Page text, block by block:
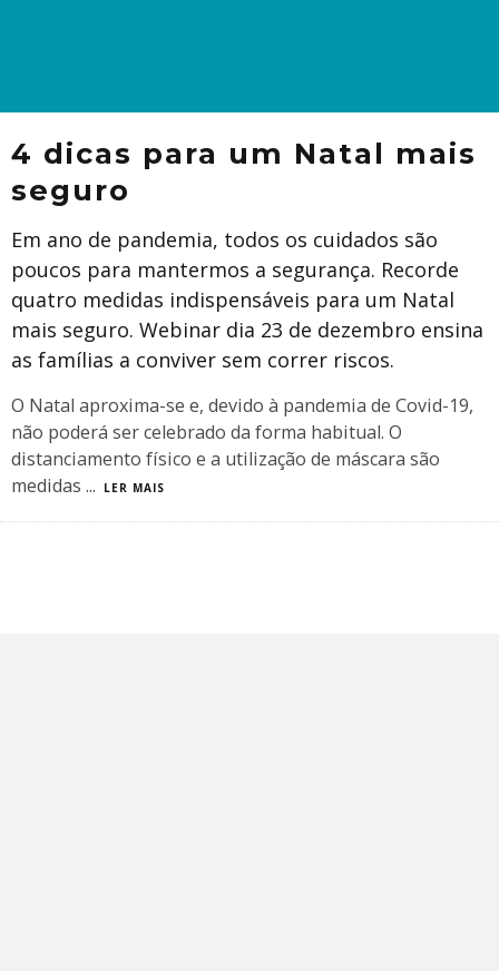
4 dicas para um Natal mais
seguro
Em ano de pandemia, todos os cuidados são
poucos para mantermos a segurança. Recorde
quatro medidas indispensáveis para um Natal
mais seguro. Webinar dia 23 de dezembro ensina
as famílias a conviver sem correr riscos.
O Natal aproxima-se e, devido à pandemia de Covid-19,
não poderá ser celebrado da forma habitual. O
distanciamento físico e a utilização de máscara são
medidas ... LER MAIS